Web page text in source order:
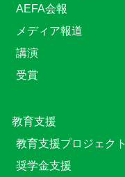
AEFA会報
メディア報道
講演
受賞
教育⽀援
教育⽀援プロジェクト
奨学金支援